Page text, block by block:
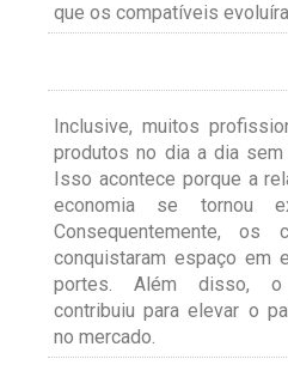
que os compatíveis
Inclusive, muitos
produtos no dia a dia sem
Isso acontece porque a
economia se tornou
Consequentemente, os
conquistaram espaço em
portes. Além disso, o
contribuiu para elevar o
no mercado.